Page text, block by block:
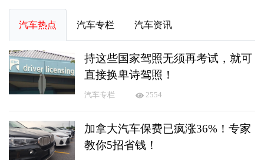
汽车热点 汽车专栏 汽车资讯
持这些国家驾照无须再考试，就可
直接换卑诗驾照！
汽车专栏 2554
加拿大汽车保费已疯涨36%！专家
教你5招省钱！